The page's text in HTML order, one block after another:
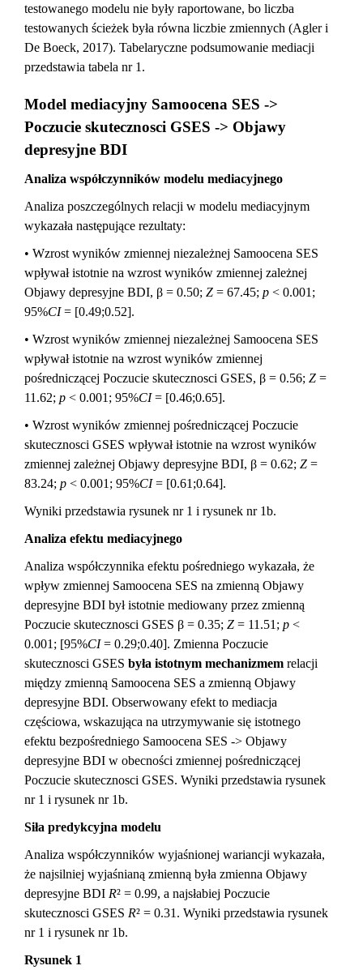
testowanego modelu nie były raportowane, bo liczba
testowanych ścieżek była równa liczbie zmiennych (Agler i
De Boeck, 2017). Tabelaryczne podsumowanie mediacji
przedstawia tabela nr 1.
Model mediacyjny Samoocena SES ->
Poczucie skutecznosci GSES -> Objawy
depresyjne BDI
Analiza współczynników modelu mediacyjnego
Analiza poszczególnych relacji w modelu mediacyjnym
wykazała następujące rezultaty:
• Wzrost wyników zmiennej niezależnej Samoocena SES
wpływał istotnie na wzrost wyników zmiennej zależnej
Objawy depresyjne BDI, β = 0.50; Z = 67.45; p < 0.001;
95%CI= [0.49;0.52].
• Wzrost wyników zmiennej niezależnej Samoocena SES
wpływał istotnie na wzrost wyników zmiennej
pośredniczącej Poczucie skutecznosci GSES, β = 0.56; Z =
11.62; p < 0.001; 95%CI= [0.46;0.65].
• Wzrost wyników zmiennej pośredniczącej Poczucie
skutecznosci GSES wpływał istotnie na wzrost wyników
zmiennej zależnej Objawy depresyjne BDI, β = 0.62; Z =
83.24; p < 0.001; 95%CI= [0.61;0.64].
Wyniki przedstawia rysunek nr 1 i rysunek nr 1b.
Analiza efektu mediacyjnego
Analiza współczynnika efektu pośredniego wykazała, że
wpływ zmiennej Samoocena SES na zmienną Objawy
depresyjne BDI był istotnie mediowany przez zmienną
Poczucie skutecznosci GSES β = 0.35; Z = 11.51; p <
0.001; [95%CI= 0.29;0.40]. Zmienna Poczucie
skutecznosci GSES była istotnym mechanizmem relacji
między zmienną Samoocena SES a zmienną Objawy
depresyjne BDI. Obserwowany efekt to mediacja
częściowa, wskazująca na utrzymywanie się istotnego
efektu bezpośredniego Samoocena SES -> Objawy
depresyjne BDI w obecności zmiennej pośredniczącej
Poczucie skutecznosci GSES. Wyniki przedstawia rysunek
nr 1 i rysunek nr 1b.
Siła predykcyjna modelu
Analiza współczynników wyjaśnionej wariancji wykazała,
że najsilniej wyjaśnianą zmienną była zmienna Objawy
depresyjne BDI R² = 0.99, a najsłabiej Poczucie
skutecznosci GSES R² = 0.31. Wyniki przedstawia rysunek
nr 1 i rysunek nr 1b.
Rysunek 1